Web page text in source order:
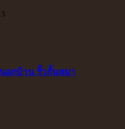
อกบ้าน รั้วกั้นหมา